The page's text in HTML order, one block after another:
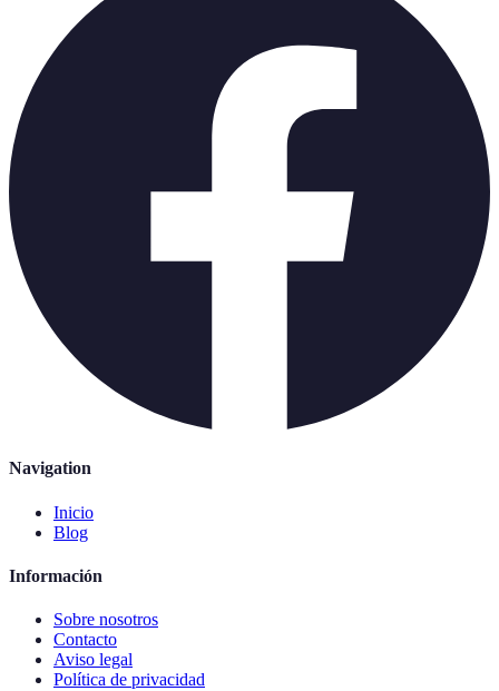
Navigation
Inicio
Blog
Información
Sobre nosotros
Contacto
Aviso legal
Política de privacidad